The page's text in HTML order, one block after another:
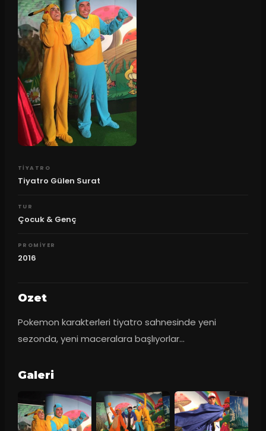
TIYATRO
Tiyatro Gülen Surat
TUR
Çocuk & Genç
PROMIYER
2016
Ozet
Pokemon karakterleri tiyatro sahnesinde yeni
sezonda, yeni maceralara başlıyorlar...
Galeri